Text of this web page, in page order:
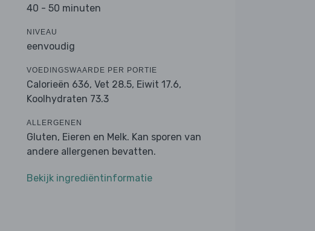
40 - 50 minuten
NIVEAU
eenvoudig
VOEDINGSWAARDE PER PORTIE
Calorieën 636, Vet 28.5, Eiwit 17.6,
Koolhydraten 73.3
ALLERGENEN
Gluten, Eieren en Melk. Kan sporen van
andere allergenen bevatten.
Bekijk ingrediëntinformatie